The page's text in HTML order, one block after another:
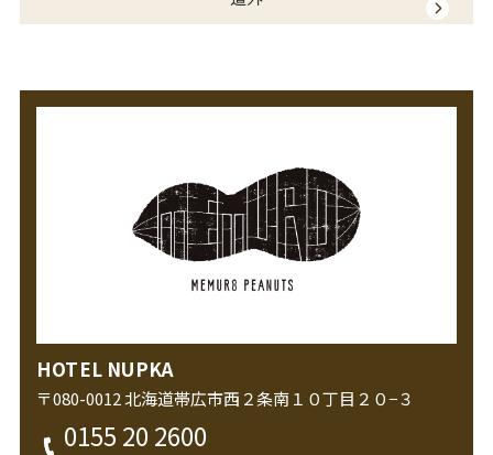
HOTEL NUPKA
〒080-0012 北海道帯広市西２条南１０丁目２０−３
0155 20 2600